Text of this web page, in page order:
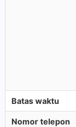
Batas waktu
Nomor telepon